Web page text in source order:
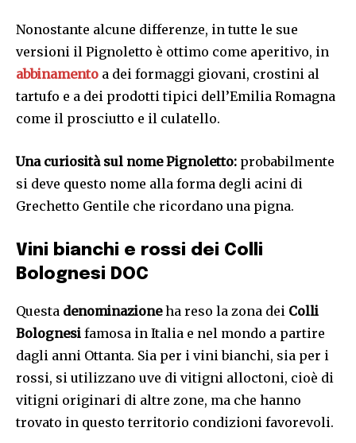
Nonostante alcune differenze, in tutte le sue
versioni il Pignoletto è ottimo come aperitivo, in
abbinamento a dei formaggi giovani, crostini al
tartufo e a dei prodotti tipici dell’Emilia Romagna
come il prosciutto e il culatello.
Una curiosità sul nome Pignoletto: probabilmente
si deve questo nome alla forma degli acini di
Grechetto Gentile che ricordano una pigna.
Vini bianchi e rossi dei Colli
Bolognesi DOC
Questa denominazioneha reso la zona dei Colli
Bolognesi famosa in Italia e nel mondo a partire
dagli anni Ottanta. Sia per i vini bianchi, sia per i
rossi, si utilizzano uve di vitigni alloctoni, cioè di
vitigni originari di altre zone, ma che hanno
trovato in questo territorio condizioni favorevoli.